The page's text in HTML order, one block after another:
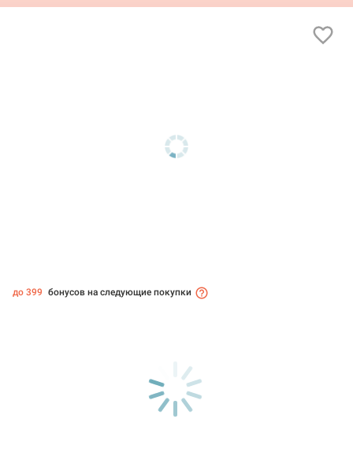
до 399 бонусов на следующие покупки